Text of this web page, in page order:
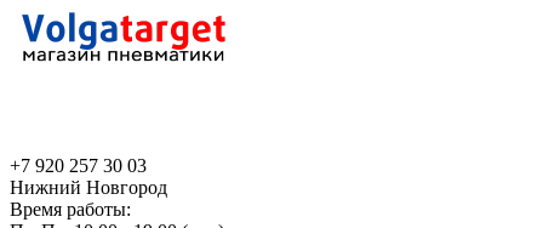
+7 920 257 30 03
Нижний Новгород
Время работы: